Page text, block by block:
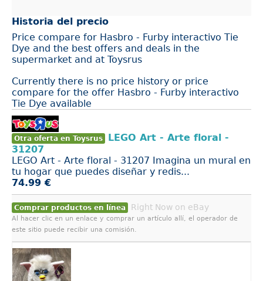
Historia del precio
Price compare for Hasbro - Furby interactivo Tie
Dye and the best offers and deals in the
supermarket and at Toysrus
Currently there is no price history or price
compare for the offer Hasbro - Furby interactivo
Tie Dye available
Otra oferta en Toysrus
LEGO Art - Arte floral -
31207
LEGO Art - Arte floral - 31207 Imagina un mural en
tu hogar que puedes diseñar y redis...
74.99 €
Comprar productos en línea Right Now on eBay
Al hacer clic en un enlace y comprar un artículo allí, el operador de
este sitio puede recibir una comisión.